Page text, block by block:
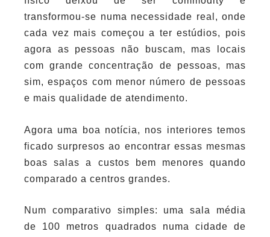
transformou-se numa necessidade real, onde
cada vez mais começou a ter estúdios, pois
agora as pessoas não buscam, mas locais
com grande concentração de pessoas, mas
sim, espaços com menor número de pessoas
e mais qualidade de atendimento.
Agora uma boa notícia, nos interiores temos
ficado surpresos ao encontrar essas mesmas
boas salas a custos bem menores quando
comparado a centros grandes.
Num comparativo simples: uma sala média
de 100 metros quadrados numa cidade de